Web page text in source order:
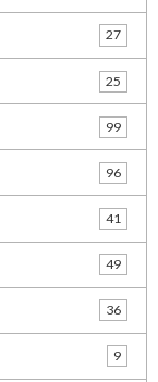
27
25
99
96
41
49
36
9